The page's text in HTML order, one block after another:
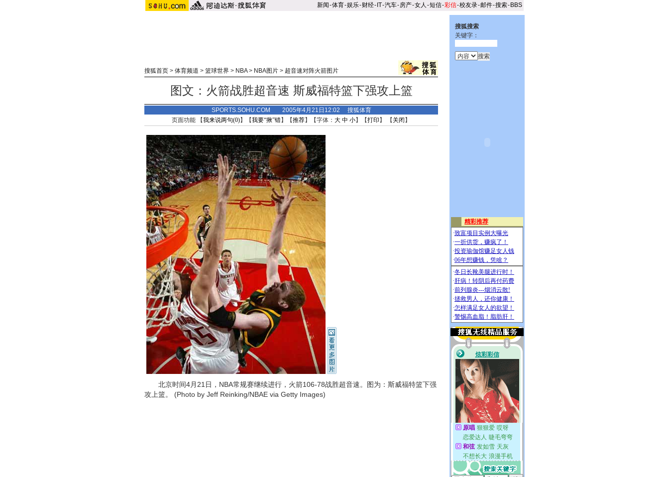
新闻-体育-娱乐-财经- IT-汽车-房产-女人 -短信-彩信-校友录-邮件-搜索- BBS
搜狐首页 > 体育频道 > 篮球世界 > NBA> NBA图片 > 超音速对阵火箭图片
图文：火箭战胜超音速 斯威福特篮下强攻上篮
SPORTS.SOHU.COM 2005年4月21日12:02 搜狐体育
页面功能 【我来说两句(0)】【我要“揪”错】【推荐】【字体： 大 中 小】【打印 】 【 关闭 】
北京时间4月21日，NBA常规赛继续进行，火箭106-78战胜超音速。图为：斯威福特篮下强
攻上篮。 (Photo by Jeff Reinking/NBAE via Getty Images)
搜狐搜索
关键字：